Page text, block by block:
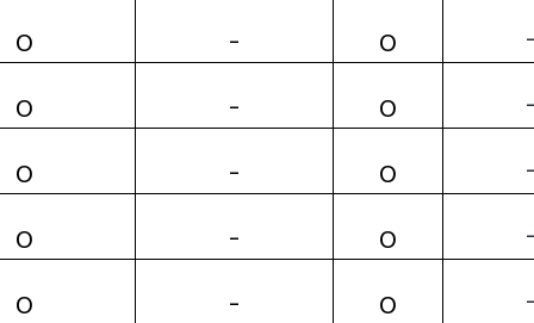
O - O
O - O
O - O
O - O
O - O